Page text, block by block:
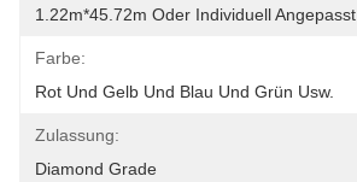
1.22m*45.72m Oder Individuell Angepasst
Farbe:
Rot Und Gelb Und Blau Und Grün Usw.
Zulassung:
Diamond Grade